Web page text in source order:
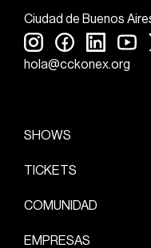
Ciudad de Buenos
hola@cckonex.org
SHOWS
TICKETS
COMUNIDAD
EMPRESAS